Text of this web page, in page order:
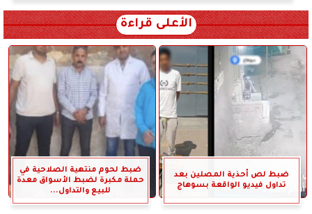
الأعلى قراءة
ضبط لص أحذية المصلين بعد
تداول فيديو الواقعة بسوهاج
ضبط لحوم منتهية الصلاحية في
حملة مكبرة لضبط الأسواق معدة
للبيع والتداول...